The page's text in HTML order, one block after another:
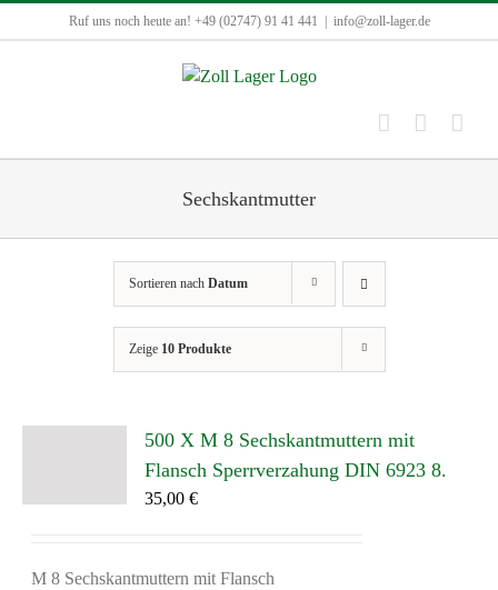
Inhalt
Ruf uns noch heute an! +49 (02747) 91 41 441 info@zoll-lager.de
Sechskantmutter
Sortieren nach Datum
Zeige 10 Produkte
500 X M 8 Sechskantmuttern mit
Flansch Sperrverzahung DIN 6923 8.
35,00€
M 8 Sechskantmuttern mit Flansch